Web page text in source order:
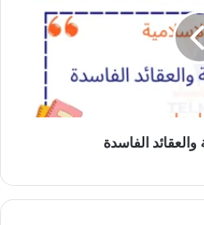
الفاسدة